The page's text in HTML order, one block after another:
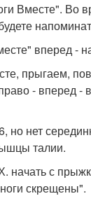
Вместе". Во
вперед -
прыгаем,
- вперед -
но нет
талии.
начать с
скрещены".